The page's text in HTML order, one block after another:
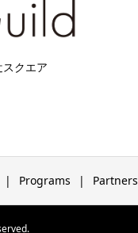
クエア
Programs Partners